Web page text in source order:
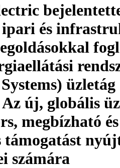
ipari és
üzletág
új, globális
megbízható
támogatást
számára